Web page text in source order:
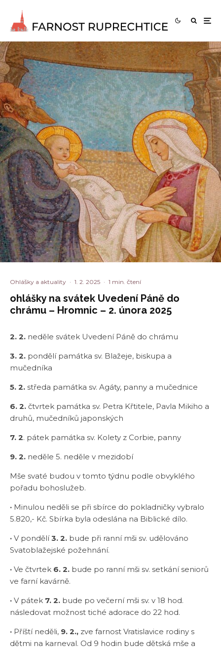
Ohlášky a aktuality · 1. 2. 2025 · 1 min. čtení
ohlášky na svátek Uvedení Páně do
chrámu – Hromnic – 2. února 2025
2. 2. neděle svátek Uvedení Páně do chrámu
3. 2. pondělí památka sv. Blažeje, biskupa a
mučedníka
5. 2. středa památka sv. Agáty, panny a mučednice
6. 2. čtvrtek památka sv. Petra Křtitele, Pavla Mikiho a
druhů, mučedníků japonských
7. 2. pátek památka sv. Kolety z Corbie, panny
9. 2. neděle 5. neděle v mezidobí
Mše svaté budou v tomto týdnu podle obvyklého
pořadu bohoslužeb.
· Minulou neděli se při sbírce do pokladničky vybralo
5.820,- Kč. Sbírka byla odeslána na Biblické dílo.
· V pondělí3. 2. bude při ranní mši sv. udělováno
Svatoblažejské požehnání.
· Ve čtvrtek 6. 2. bude po ranní mši sv. setkání seniorů
ve farní kavárně.
· V pátek 7. 2. bude po večerní mši sv. v 18 hod.
následovat možnost tiché adorace do 22 hod.
· Příští neděli, 9. 2., zve farnost Vratislavice rodiny s
dětmi na karneval. Od 9 hodin bude dětská mše a